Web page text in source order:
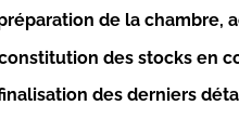
de la chambre,
des stocks en
des derniers